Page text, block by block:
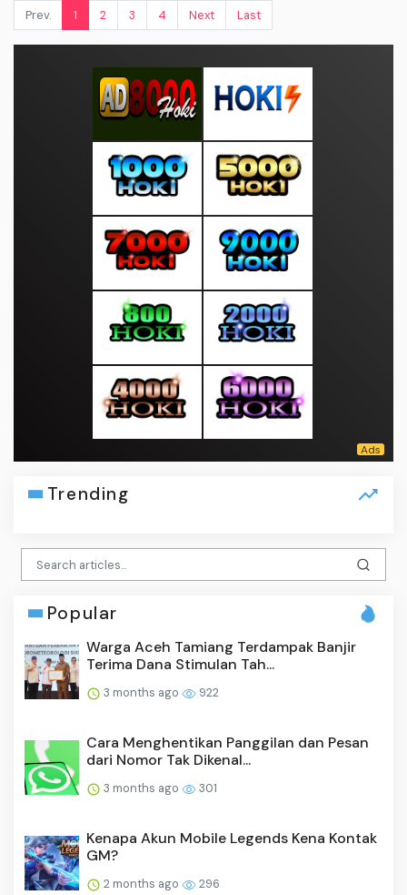
Prev. 1 2 3 4 Next Last
Trending
Popular
Warga Aceh Tamiang Terdampak Banjir
Terima Dana Stimulan Tah...
3 months ago 922
Cara Menghentikan Panggilan dan Pesan
dari Nomor Tak Dikenal...
3 months ago 301
Kenapa Akun Mobile Legends Kena Kontak
GM?
2 months ago 296